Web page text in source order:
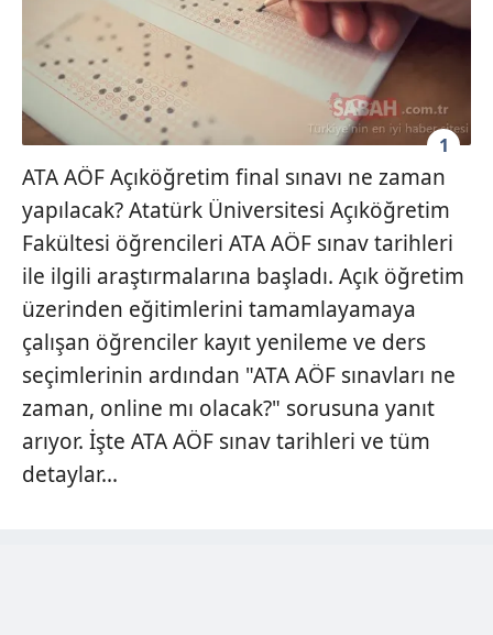
1
ATA AÖF Açıköğretim final sınavı ne zaman
yapılacak? Atatürk Üniversitesi Açıköğretim
Fakültesi öğrencileri ATA AÖF sınav tarihleri
ile ilgili araştırmalarına başladı. Açık öğretim
üzerinden eğitimlerini tamamlayamaya
çalışan öğrenciler kayıt yenileme ve ders
seçimlerinin ardından "ATA AÖF sınavları ne
zaman, online mı olacak?" sorusuna yanıt
arıyor. İşte ATA AÖF sınav tarihleri ve tüm
detaylar...